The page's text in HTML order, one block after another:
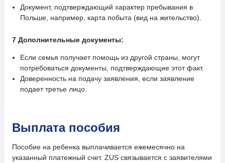
Документ, подтверждающий характер пребывания в
Польше, например, карта побыта (вид на жительство).
7 Дополнительные документы:
Если семья получает помощь из другой страны, могут
потребоваться документы, подтверждающие этот факт.
Доверенность на подачу заявления, если заявление
подает третье лицо.
Выплата пособия
Пособие на ребенка выплачивается ежемесячно на
указанный платежный счет. ZUS связывается с заявителями